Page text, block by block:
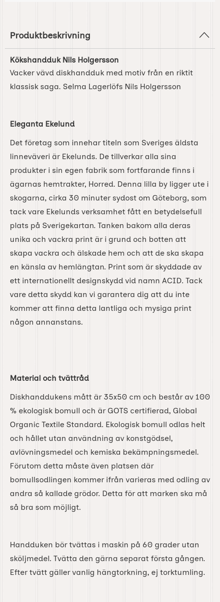
Produktbeskrivning
Kökshandduk Nils Holgersson
Vacker vävd diskhandduk med motiv från en riktit
klassisk saga. Selma Lagerlöfs Nils Holgersson
Eleganta Ekelund
Det företag som innehar titeln som Sveriges äldsta
linneväveri är Ekelunds. De tillverkar alla sina
produkter i sin egen fabrik som fortfarande finns i
ägarnas hemtrakter, Horred. Denna lilla by ligger ute i
skogarna, cirka 30 minuter sydost om Göteborg, som
tack vare Ekelunds verksamhet fått en betydelsefull
plats på Sverigekartan. Tanken bakom alla deras
unika och vackra print är i grund och botten att
skapa vackra och älskade hem och att de ska skapa
en känsla av hemlängtan. Print som är skyddade av
ett internationellt designskydd vid namn ACID. Tack
vare detta skydd kan vi garantera dig att du inte
kommer att finna detta lantliga och mysiga print
någon annanstans.
Material och tvättråd
Diskhanddukens mått är 35x50 cm och består av 100
% ekologisk bomull och är GOTS certifierad, Global
Organic Textile Standard. Ekologisk bomull odlas helt
och hållet utan användning av konstgödsel,
avlövningsmedel och kemiska bekämpningsmedel.
Förutom detta måste även platsen där
bomullsodlingen kommer ifrån varieras med odling av
andra så kallade grödor. Detta för att marken ska må
så bra som möjligt.
Handduken bör tvättas i maskin på 60 grader utan
sköljmedel. Tvätta den gärna separat första gången.
Efter tvätt gäller vanlig hängtorkning, ej torktumling.